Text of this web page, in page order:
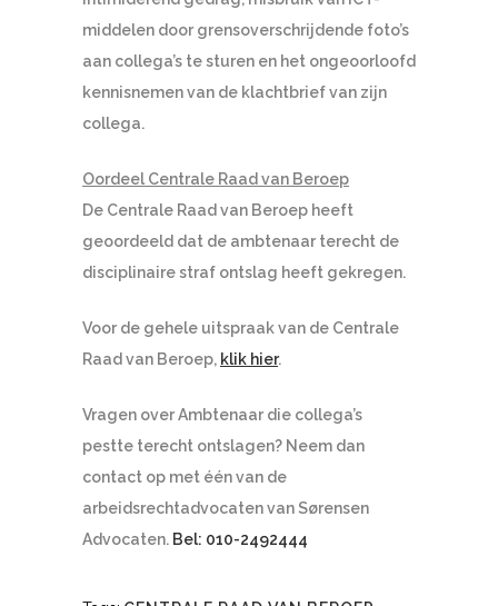
middelen door grensoverschrijdende foto’s
aan collega’s te sturen en het ongeoorloofd
kennisnemen van de klachtbrief van zijn
collega.
Oordeel Centrale Raad van Beroep
De Centrale Raad van Beroep heeft
geoordeeld dat de ambtenaar terecht de
disciplinaire straf ontslag heeft gekregen.
Voor de gehele uitspraak van de Centrale
Raad van Beroep, klik hier.
Vragen over Ambtenaar die collega’s
pestte terecht ontslagen? Neem dan
contact op met één van de
arbeidsrechtadvocaten van Sørensen
Advocaten. Bel: 010-2492444